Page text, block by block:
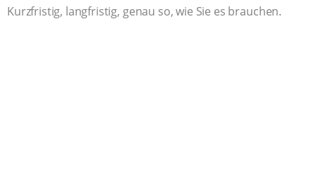
Kurzfristig, langfristig, genau so, wie Sie es brauchen.